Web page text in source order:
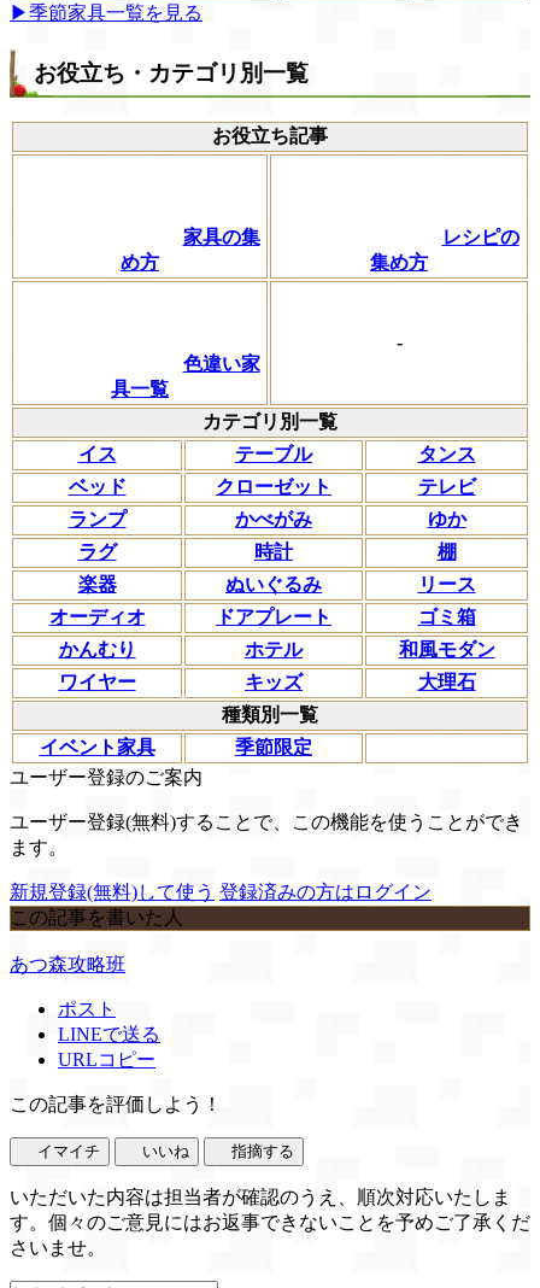
▶季節家具一覧を見る
お役立ち・カテゴリ別一覧
お役立ち記事
家具の集
め方
レシピの
集め方
色違い家
具一覧
-
カテゴリ別一覧
イス
テーブル
タンス
ベッド
クローゼット
テレビ
ランプ
かべがみ
ゆか
ラグ
時計
棚
楽器
ぬいぐるみ
リース
オーディオ
ドアプレート
ゴミ箱
かんむり
ホテル
和風モダン
ワイヤー
キッズ
大理石
種類別一覧
イベント家具
季節限定
ユーザー登録のご案内
ユーザー登録(無料)することで、この機能を使うことができ
ます。
新規登録(無料)して使う 登録済みの方はログイン
この記事を書いた人
あつ森攻略班
ポスト
LINEで送る
URLコピー
この記事を評価しよう！
イマイチ いいね 指摘する
いただいた内容は担当者が確認のうえ、順次対応いたしま
す。個々のご意見にはお返事できないことを予めご了承くだ
さいませ。